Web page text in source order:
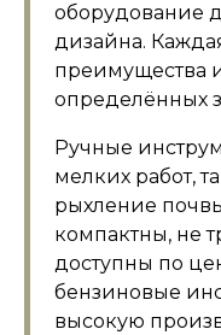
оборудование
дизайна.
преимущества
определённых
Ручные
мелких работ,
рыхление
компактны, не
доступны по
бензиновые
высокую